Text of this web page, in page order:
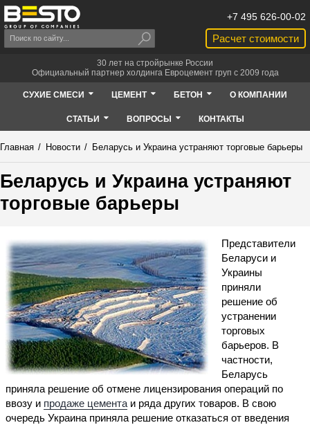
Расчет стоимости
+7 495 626-00-02
30 лет на стройрынке России
Официальный партнер холдинга Евроцемент груп с 2009 года
СУХИЕ СМЕСИ ЦЕМЕНТ БЕТОН О КОМПАНИИ
СТАТЬИ ВОПРОСЫ КОНТАКТЫ
Главная / Новости / Беларусь и Украина устраняют торговые барьеры
Беларусь и Украина устраняют
торговые барьеры
Представители
Беларуси и
Украины
приняли
решение об
устранении
торговых
барьеров. В
частности,
Беларусь
приняла решение об отмене лицензирования операций по
ввозу и продаже цемента и ряда других товаров. В свою
очередь Украина приняла решение отказаться от введения